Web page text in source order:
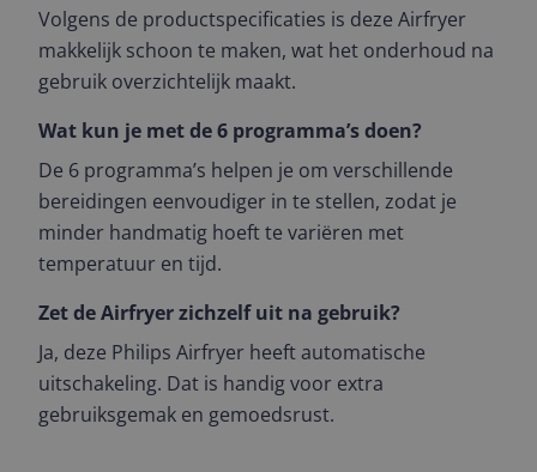
Volgens de productspecificaties is deze Airfryer
makkelijk schoon te maken, wat het onderhoud na
gebruik overzichtelijk maakt.
Wat kun je met de 6 programma’s doen?
De 6 programma’s helpen je om verschillende
bereidingen eenvoudiger in te stellen, zodat je
minder handmatig hoeft te variëren met
temperatuur en tijd.
Zet de Airfryer zichzelf uit na gebruik?
Ja, deze Philips Airfryer heeft automatische
uitschakeling. Dat is handig voor extra
gebruiksgemak en gemoedsrust.